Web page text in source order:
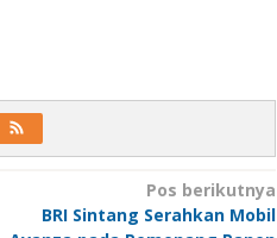
Pos berikutnya
BRI Sintang Serahkan Mobil